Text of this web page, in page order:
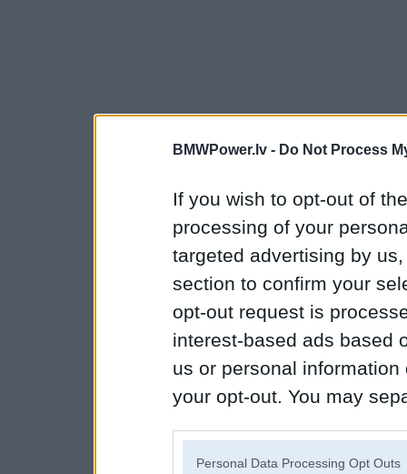
BMWPower.lv - Do Not Process
If you wish to opt-out of
processing of your
targeted advertising by
section to confirm your
opt-out request is
interest-based ads based
us or personal
your opt-out. You may
Personal Data Processing Opt Outs